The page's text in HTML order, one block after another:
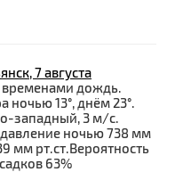
7 августа
временами дождь.
ночью 13°, днём 23°.
западный, 3 м/с.
ночью 738 мм
мм рт.ст.Вероятность
63%